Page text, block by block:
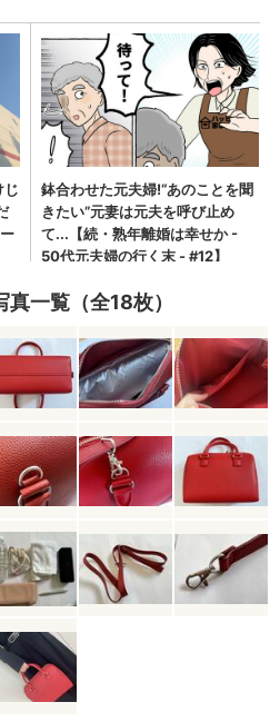
真一覧（全18枚）